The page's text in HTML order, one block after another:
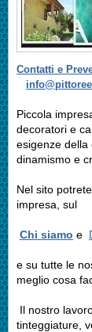
Contatti e
Piccola
decoratori e
esigenze della
dinamismo e
Nel sito
impresa, sul
Chi siamo e
e su tutte le
meglio cosa
Il nostro
tinteggiature,